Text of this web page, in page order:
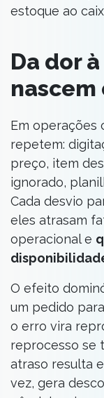
estoque ao
Da dor
nascem
Em operações
repetem:
preço, item
ignorado,
Cada desvio
eles atrasam
operacional e
O efeito
um pedido
o erro vira
reprocesso se
atraso resulta
vez, gera